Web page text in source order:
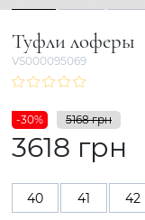
1 2 3
Туфли лоферы
VS000095069
-30% 5168 грн
3618 грн
40 41 42